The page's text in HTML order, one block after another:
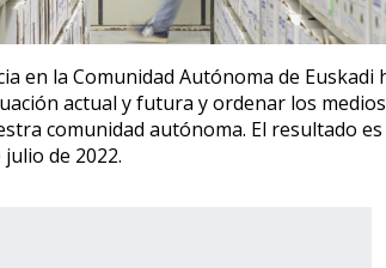
en la Comunidad Autónoma de
actual y futura y ordenar los
comunidad autónoma. El resultado es
de 2022.